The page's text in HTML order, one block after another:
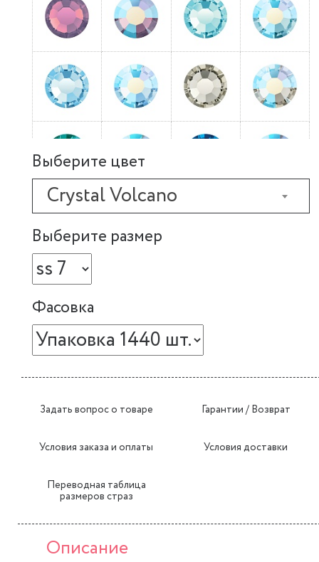
Выберите цвет
Crystal Volcano
Выберите размер
Фасовка
Задать вопрос о товаре Гарантии / Возврат
Условия заказа и оплаты Условия доставки
Переводная таблица
размеров страз
Описание